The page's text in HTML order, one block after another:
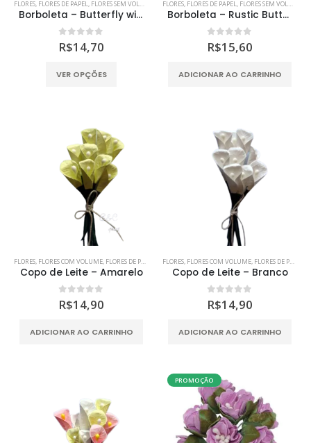
ser
escolhidas
FLORES, FLORES DE PAPEL, FLORES SEM VOLUME MDF,SCRAP DECOR,SCRAPBOOKING
Borboleta – Butterfly with Wooden Beads
0out of 5
R$14,70
VER OPÇÕES
As
opções
podem
página
produto
FLORES, FLORES DE PAPEL, FLORES SEM VOLUME
Borboleta – Rustic Butterfly with Cord
0out of 5
R$15,60
ADICIONAR AO CARRINHO
FLORES, FLORES COM VOLUME, FLORES DE PAPEL MDF,SCRAP DECOR,SCRAPBOOKING
Copo de Leite – Amarelo
0 out of 5
R$14,90
ADICIONAR AO CARRINHO
FLORES, FLORES COM VOLUME, FLORES DE PAPEL
Copo de Leite – Branco
0 out of 5
R$14,90
ADICIONAR AO CARRINHO
PROMOÇÃO